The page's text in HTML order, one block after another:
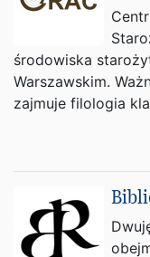
środowiska
Warszawskim.
zajmuje filologia